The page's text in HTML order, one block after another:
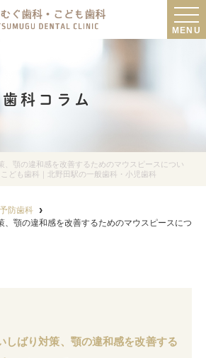
MENU
歯科コラム
、顎の違和感を改善するためのマウスピースについ
ども歯科｜北野田駅の一般歯科・小児歯科
予防歯科
、顎の違和感を改善するためのマウスピースにつ
しばり対策、顎の違和感を改善する